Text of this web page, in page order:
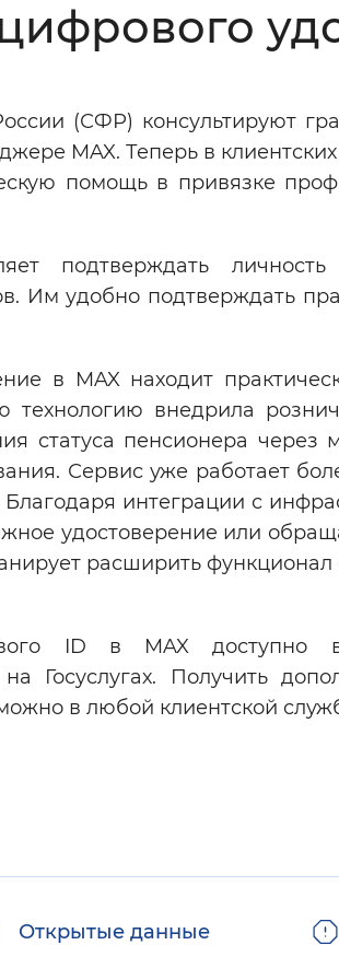
Инверсивный
Выключены
(СФР) консультируют
MAX. Теперь в
помощь в привязке
подтверждать
Им удобно подтверждать
в MAX находит
внедрила
статуса пенсионера через
Сервис уже работает
интеграции с
удостоверение или
расширить функционал
ID в MAX доступно
Госуслугах. Получить
в любой клиентской
Открытые данные